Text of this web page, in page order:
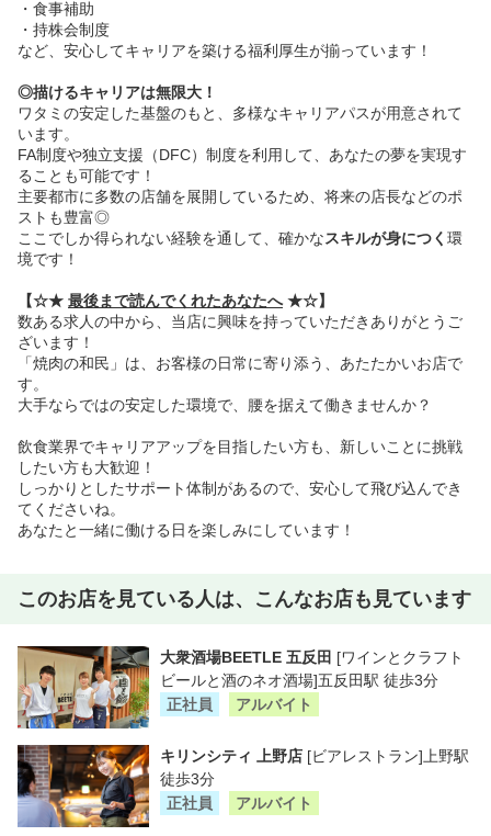
・食事補助
・持株会制度
など、安心してキャリアを築ける福利厚生が揃っています！
◎描けるキャリアは無限大！
ワタミの安定した基盤のもと、多様なキャリアパスが用意されて
います。
FA制度や独立支援（DFC）制度を利用して、あなたの夢を実現す
ることも可能です！
主要都市に多数の店舗を展開しているため、将来の店長などのポ
ストも豊富◎
ここでしか得られない経験を通して、確かなスキルが身につく 環
境です！
【☆★ 最後まで読んでくれたあなたへ★☆】
数ある求人の中から、当店に興味を持っていただきありがとうご
ざいます！
「焼肉の和民」は、お客様の日常に寄り添う、あたたかいお店で
す。
大手ならではの安定した環境で、腰を据えて働きませんか？
飲食業界でキャリアアップを目指したい方も、新しいことに挑戦
したい方も大歓迎！
しっかりとしたサポート体制があるので、安心して飛び込んでき
てくださいね。
あなたと一緒に働ける日を楽しみにしています！
このお店を見ている人は、こんなお店も見ています
大衆酒場BEETLE 五反田 [ワインとクラフト
ビールと酒のネオ酒場]五反田駅 徒歩3分
正社員
アルバイト
キリンシティ 上野店 [ビアレストラン]上野駅
徒歩3分
正社員
アルバイト